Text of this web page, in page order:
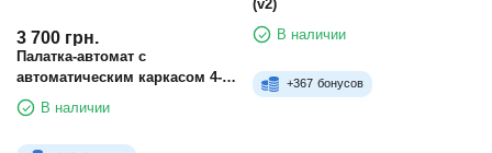
3 700 грн.
Палатка-автомат с
автоматическим каркасом 4-х
местная
В наличии
(v2)
В наличии
+367 бонусов